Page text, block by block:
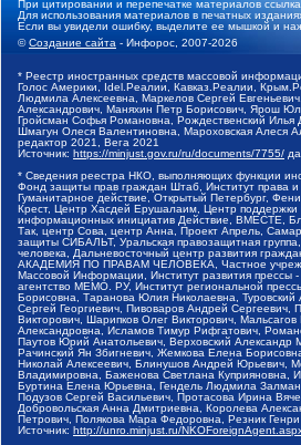
При цитировании и перепечатке материалов
Для использования материалов в печатных
Если вы увидели ошибку, выделите ее мышкой и
©Создание сайта - Инфорос, 2007-2026
* Реестр иностранных средств массовой
Голос Америки, Idel.Реалии, Кавказ.Реалии,
Людмила Алексеевна, Маркелов Сергей
Александрович, Маняхин Петр Борисович, Ярош
Гройсман Софья Романовна, Рождественский Илья
Шмагун Олеся Валентиновна, Мароховская Алеся
редактор 2021, Вега 2021
Источник: https://minjust.gov.ru/ru/documents/7755/
* Сведения реестра НКО, выполняющих функции
Фонд защиты прав граждан Штаб, Институт права
Гуманитарное действие, Открытый Петербург,
Крест, Центр Хасдей Ерушалаим, Центр поддержки
информационных инициатив Действие, ВМЕСТЕ,
Так, центр Сова, центр Анна, Проект Апрель,
защиты СИБАЛЬТ, Уральская правозащитная
человека, Дальневосточный центр развития
АКАДЕМИЯ ПО ПРАВАМ ЧЕЛОВЕКА, Частное
Массовой Информации, Институт развития прессы
агентство МЕМО. РУ, Институт региональной
Борисовна, Таранова Юлия Николаевна,
Сергей Георгиевич, Пивоваров Андрей
Викторович, Шарипков Олег Викторович,
Александровна, Исламов Тимур Рифгатович,
Паутов Юрий Анатольевич, Верховский Александр
Рачинский Ян Збигневич, Жемкова Елена
Николай Алексеевич, Блинушов Андрей Юрьевич,
Владимировна, Баженова Светлана Куприяновна,
Буртина Елена Юрьевна, Гендель Людмила
Подузов Сергей Васильевич, Протасова Ирина
Добровольская Анна Дмитриевна, Королева
Петрович, Полякова Мара Федоровна, Резник
Источник: http://unro.minjust.ru/